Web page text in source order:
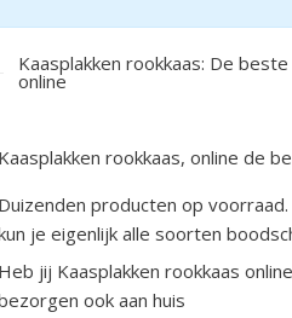
Kaasplakken rookkaas: De
online
Kaasplakken rookkaas, online de
Duizenden producten op
je eigenlijk alle soorten
Heb jij Kaasplakken rookkaas
ook aan huis